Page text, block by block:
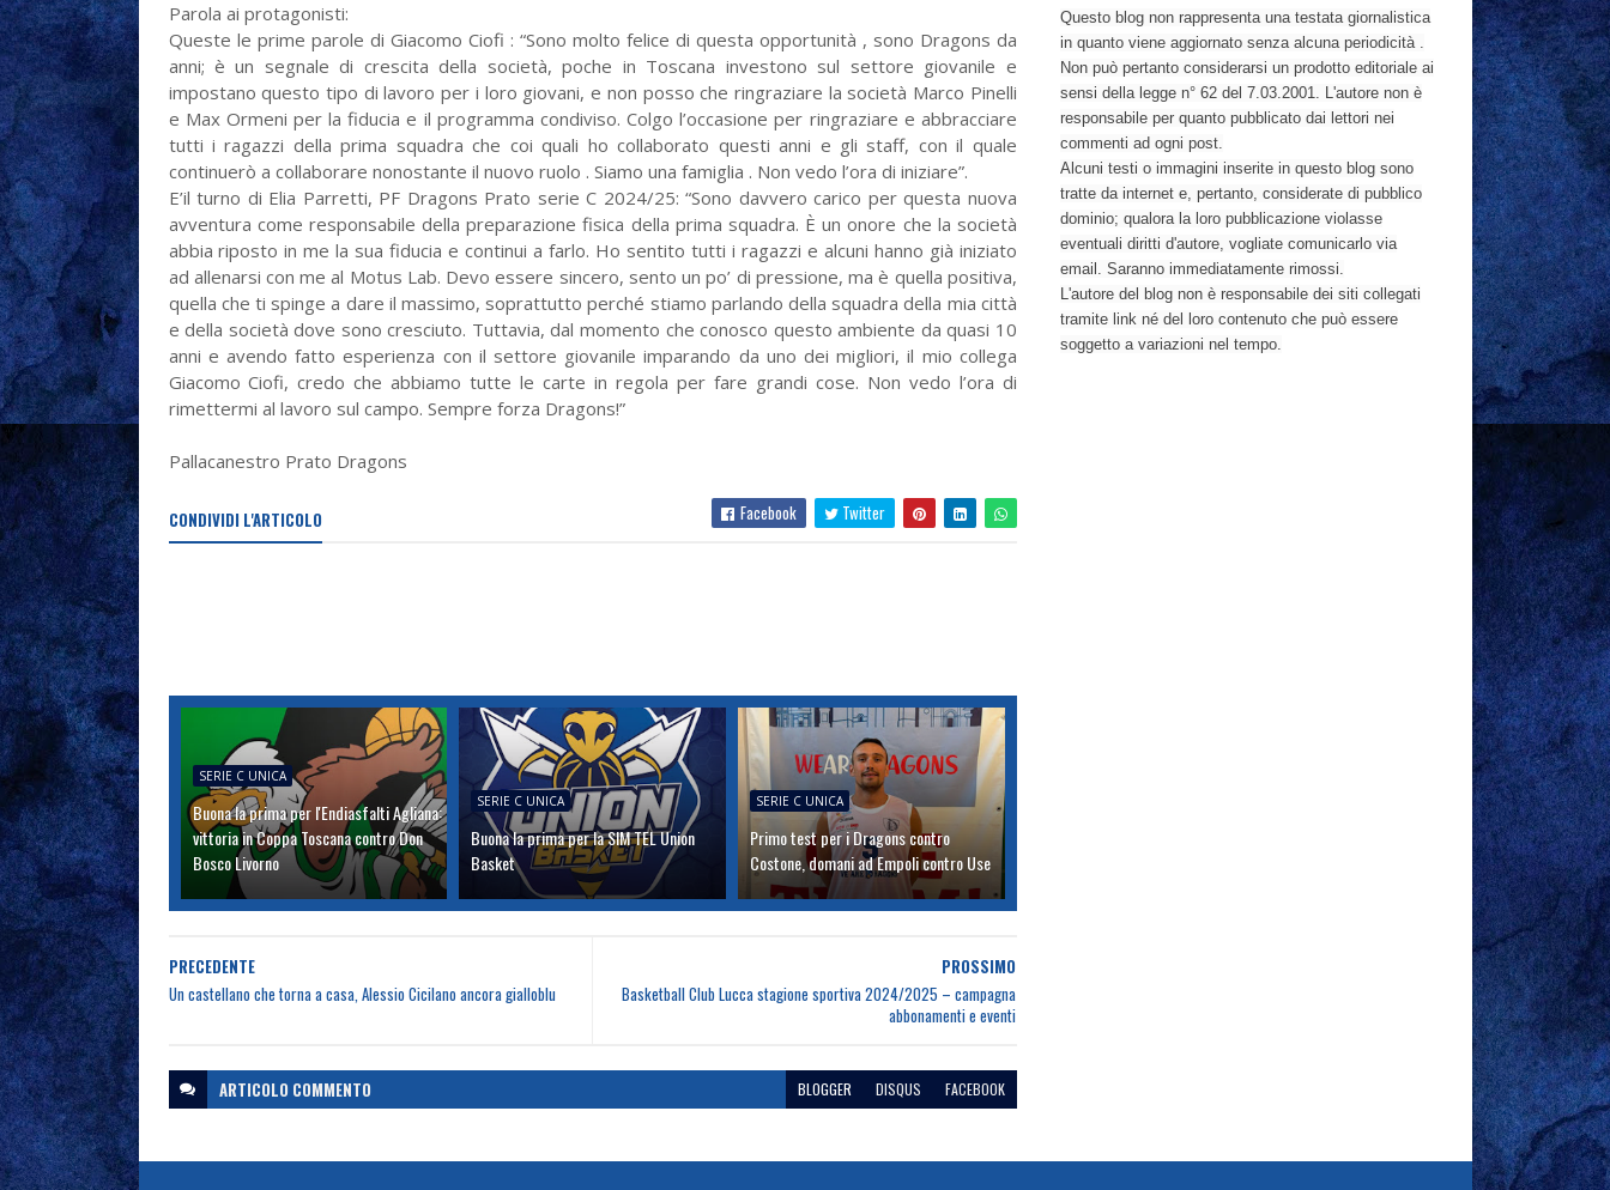
Parola ai protagonisti:
Queste le prime parole di Giacomo Ciofi : “Sono molto felice di questa opportunità , sono Dragons da
anni; è un segnale di crescita della società, poche in Toscana investono sul settore giovanile e
impostano questo tipo di lavoro per i loro giovani, e non posso che ringraziare la società Marco Pinelli
e Max Ormeni per la fiducia e il programma condiviso. Colgo l’occasione per ringraziare e abbracciare
tutti i ragazzi della prima squadra che coi quali ho collaborato questi anni e gli staff, con il quale
continuerò a collaborare nonostante il nuovo ruolo . Siamo una famiglia . Non vedo l’ora di iniziare”.
E’il turno di Elia Parretti, PF Dragons Prato serie C 2024/25: “Sono davvero carico per questa nuova
avventura come responsabile della preparazione fisica della prima squadra. È un onore che la società
abbia riposto in me la sua fiducia e continui a farlo. Ho sentito tutti i ragazzi e alcuni hanno già iniziato
ad allenarsi con me al Motus Lab. Devo essere sincero, sento un po’ di pressione, ma è quella positiva,
quella che ti spinge a dare il massimo, soprattutto perché stiamo parlando della squadra della mia città
e della società dove sono cresciuto. Tuttavia, dal momento che conosco questo ambiente da quasi 10
anni e avendo fatto esperienza con il settore giovanile imparando da uno dei migliori, il mio collega
Giacomo Ciofi, credo che abbiamo tutte le carte in regola per fare grandi cose. Non vedo l’ora di
rimettermi al lavoro sul campo. Sempre forza Dragons!”
Pallacanestro Prato Dragons
CONDIVIDI L'ARTICOLO Facebook Twitter
SERIE C UNICA
Buona la prima per l'Endiasfalti Agliana:
vittoria in Coppa Toscana contro Don
Bosco Livorno
SERIE C UNICA
Buona la prima per la SIM TEL Union
Basket
SERIE C UNICA
Primo test per i Dragons contro
Costone, domani ad Empoli contro Use
PROSSIMO
Basketball Club Lucca stagione sportiva 2024/2025 – campagna
abbonamenti e eventi
PRECEDENTE
Un castellano che torna a casa, Alessio Cicilano ancora gialloblu
ARTICOLO COMMENTO BLOGGER DISQUS FACEBOOK
Questo blog non rappresenta una testata giornalistica
in quanto viene aggiornato senza alcuna periodicità .
Non può pertanto considerarsi un prodotto editoriale ai
sensi della legge n° 62 del 7.03.2001. L'autore non è
responsabile per quanto pubblicato dai lettori nei
commenti ad ogni post.
Alcuni testi o immagini inserite in questo blog sono
tratte da internet e, pertanto, considerate di pubblico
dominio; qualora la loro pubblicazione violasse
eventuali diritti d'autore, vogliate comunicarlo via
email. Saranno immediatamente rimossi.
L'autore del blog non è responsabile dei siti collegati
tramite link né del loro contenuto che può essere
soggetto a variazioni nel tempo.